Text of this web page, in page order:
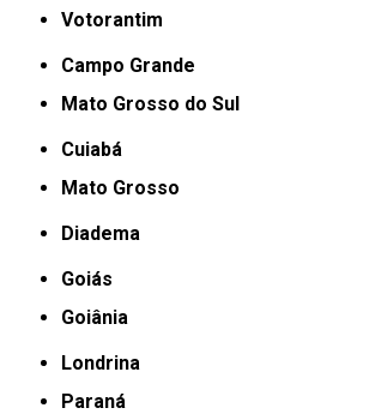
Votorantim
Campo Grande
Mato Grosso do Sul
Cuiabá
Mato Grosso
Diadema
Goiás
Goiânia
Londrina
Paraná